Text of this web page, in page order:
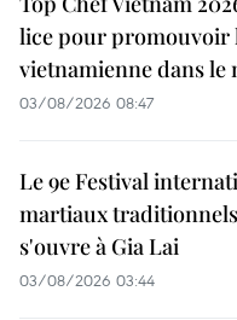
lice pour promouvoir
vietnamienne dans le
03/08/2026 08:47
Le 9e Festival
martiaux
s'ouvre à Gia Lai
03/08/2026 03:44